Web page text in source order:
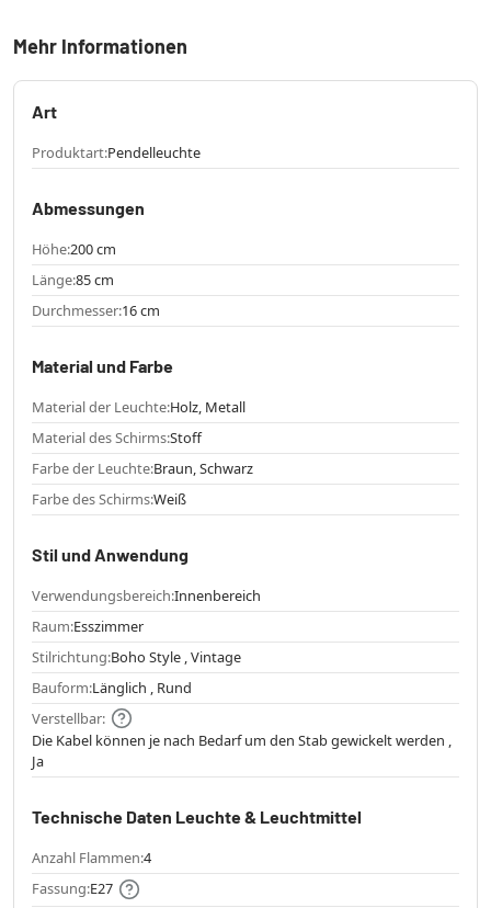
Mehr Informationen
Art
Produktart:Pendelleuchte
Abmessungen
Höhe:200 cm
Länge:85 cm
Durchmesser:16 cm
Material und Farbe
Material der Leuchte:Holz, Metall
Material des Schirms:Stoff
Farbe der Leuchte:Braun, Schwarz
Farbe des Schirms:Weiß
Stil und Anwendung
Verwendungsbereich:Innenbereich
Raum:Esszimmer
Stilrichtung:Boho Style , Vintage
Bauform:Länglich , Rund
Verstellbar:
Die Kabel können je nach Bedarf um den Stab gewickelt werden ,
Ja
Technische Daten Leuchte & Leuchtmittel
Anzahl Flammen:4
Fassung:E27